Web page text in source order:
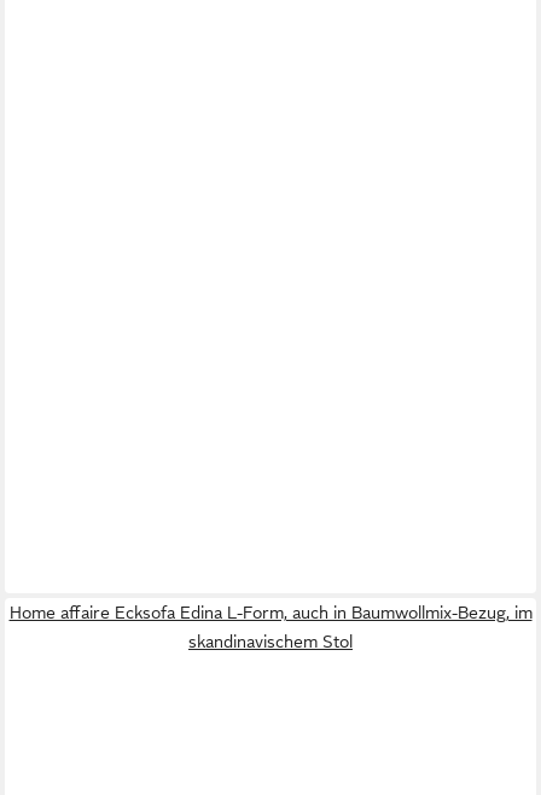
Home affaire Ecksofa Edina L-Form, auch in Baumwollmix-Bezug, im
skandinavischem Stol